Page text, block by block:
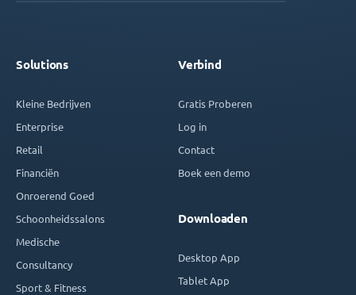
Solutions
Kleine Bedrijven
Enterprise
Retail
Financiën
Onroerend Goed
Schoonheidssalons
Medische
Consultancy
Sport & Fitness
Verbind
Gratis Proberen
Log in
Contact
Boek een demo
Downloaden
Desktop App
Tablet App